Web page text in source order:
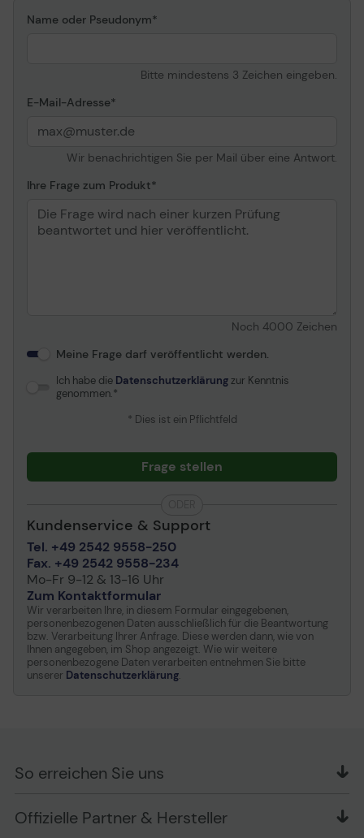
Name oder Pseudonym
Bitte mindestens 3 Zeichen eingeben.
E-Mail-Adresse
Wir benachrichtigen Sie per Mail über eine Antwort.
Ihre Frage zum Produkt
Noch 4000 Zeichen
Meine Frage darf veröffentlicht werden.
Ich habe die Datenschutzerklärungzur Kenntnis
genommen.
* Dies ist ein Pflichtfeld
Frage stellen
Kundenservice & Support
Tel. +49 2542 9558-250
Fax. +49 2542 9558-234
Mo-Fr 9-12 & 13-16 Uhr
Zum Kontaktformular
Wir verarbeiten Ihre, in diesem Formular eingegebenen,
personenbezogenen Daten ausschließlich für die Beantwortung
bzw. Verarbeitung Ihrer Anfrage. Diese werden dann, wie von
Ihnen angegeben, im Shop angezeigt. Wie wir weitere
personenbezogene Daten verarbeiten entnehmen Sie bitte
unserer Datenschutzerklärung.
Offizielle Partner & Hersteller
So erreichen Sie uns
Schlesierring 35